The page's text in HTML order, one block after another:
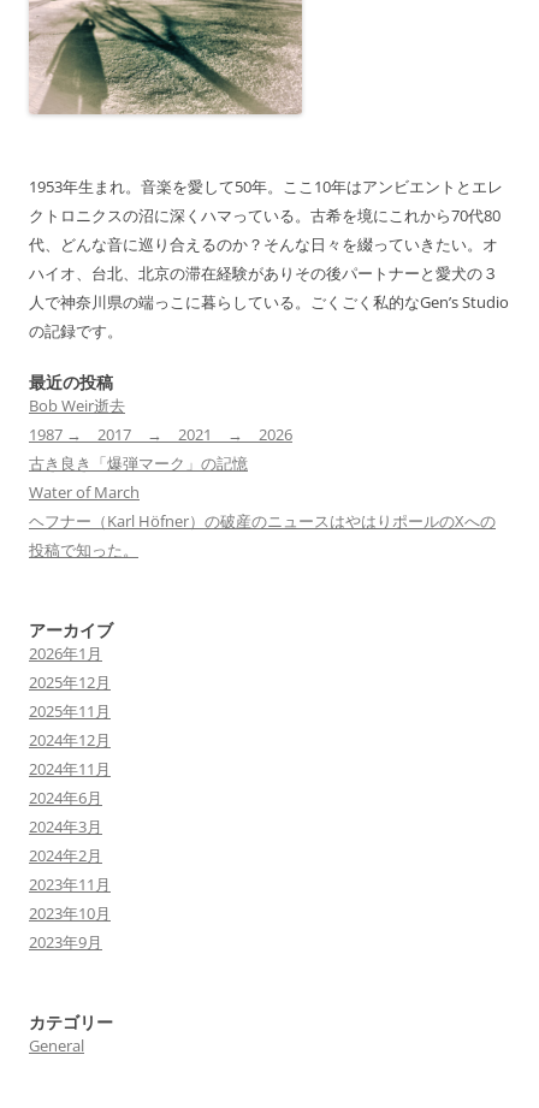
1953年生まれ。音楽を愛して50年。ここ10年はアンビエントとエレ
クトロニクスの沼に深くハマっている。古希を境にこれから70代80
代、どんな音に巡り合えるのか？そんな日々を綴っていきたい。オ
ハイオ、台北、北京の滞在経験がありその後パートナーと愛犬の３
人で神奈川県の端っこに暮らしている。ごくごく私的なGen’s Studio
の記録です。
最近の投稿
Bob Weir逝去
1987 → 2017 → 2021 → 2026
古き良き「爆弾マーク」の記憶
Water of March
ヘフナー（Karl Höfner）の破産のニュースはやはりポールのXへの
投稿で知った。
アーカイブ
2026年1月
2025年12月
2025年11月
2024年12月
2024年11月
2024年6月
2024年3月
2024年2月
2023年11月
2023年10月
2023年9月
カテゴリー
General